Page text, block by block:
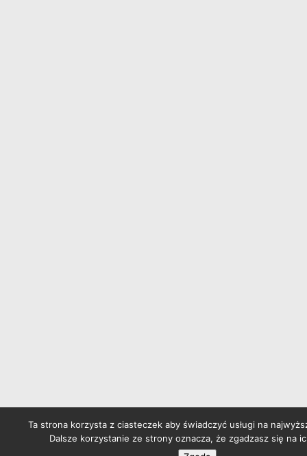
Ta strona korzysta z ciasteczek aby świadczyć usługi na
Dalsze korzystanie ze strony oznacza, że zgadzasz się na